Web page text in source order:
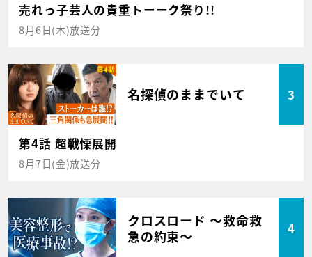
売れっ子芸人の貴重トーーク祭り!!
8月6日(木)放送分
名探偵のままでいて 3
第4話 超戦慄展開
8月7日(金)放送分
クロスロード ～救命救
急の約束～
4